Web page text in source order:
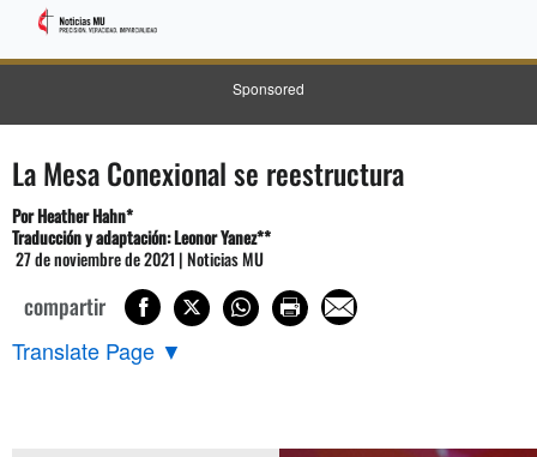
Sponsored
La Mesa Conexional se reestructura
Por Heather Hahn*
Traducción y adaptación: Leonor Yanez**
27 de noviembre de 2021 | Noticias MU
compartir
Translate Page ▼